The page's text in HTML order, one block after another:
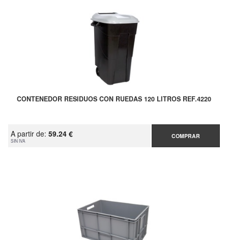
CONTENEDOR RESIDUOS CON RUEDAS 120 LITROS REF.4220
A partir de: 59.24 €
SIN IVA
COMPRAR